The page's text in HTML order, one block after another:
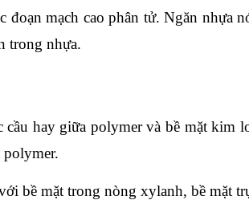
mạch cao phân tử. Ngăn nhựa
trong nhựa.
hay giữa polymer và bề mặt kim
polymer.
bề mặt trong nòng xylanh, bề mặt